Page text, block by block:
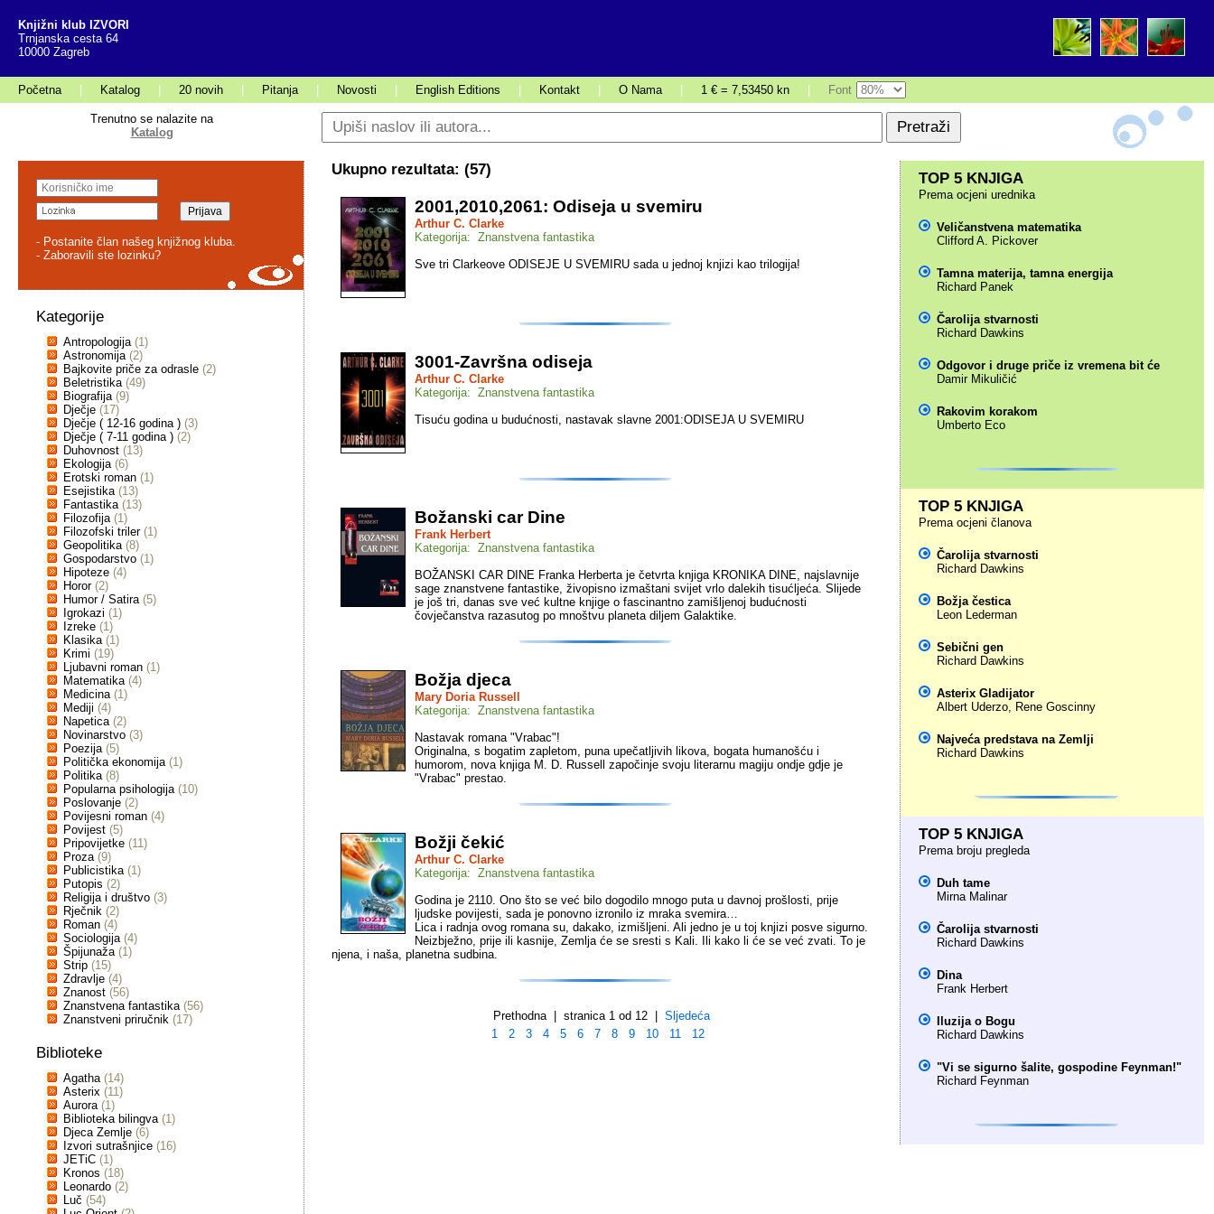
Knjižni klub IZVORI
Trnjanska cesta 64
10000 Zagreb
Početna Katalog 20 novih Pitanja Novosti English Editions Kontakt O Nama 1 € = 7,53450 kn Font
Trenutno se nalazite na
Katalog
- Postanite član našeg knjižnog kluba.
- Zaboravili ste lozinku?
Kategorije
Antropologija (1)
Astronomija (2)
Bajkovite priče za odrasle (2)
Beletristika (49)
Biografija (9)
Dječje (17)
Dječje ( 12-16 godina ) (3)
Dječje ( 7-11 godina ) (2)
Duhovnost (13)
Ekologija (6)
Erotski roman (1)
Esejistika (13)
Fantastika (13)
Filozofija (1)
Filozofski triler (1)
Geopolitika (8)
Gospodarstvo (1)
Hipoteze (4)
Horor (2)
Humor / Satira (5)
Igrokazi (1)
Izreke (1)
Klasika (1)
Krimi (19)
Ljubavni roman (1)
Matematika (4)
Medicina (1)
Mediji (4)
Napetica (2)
Novinarstvo (3)
Poezija (5)
Politička ekonomija (1)
Politika (8)
Popularna psihologija (10)
Poslovanje (2)
Povijesni roman (4)
Povijest (5)
Pripovijetke (11)
Proza (9)
Publicistika (1)
Putopis (2)
Religija i društvo (3)
Rječnik (2)
Roman (4)
Sociologija (4)
Špijunaža (1)
Strip (15)
Zdravlje (4)
Znanost (56)
Znanstvena fantastika (56)
Znanstveni priručnik (17)
Biblioteke
Agatha (14)
Asterix (11)
Aurora (1)
Biblioteka bilingva (1)
Djeca Zemlje (6)
Izvori sutrašnjice (16)
JETiC (1)
Kronos (18)
Leonardo (2)
Luč (54)
Ukupno rezultata: (57)
2001,2010,2061: Odiseja u svemiru
Arthur C. Clarke
Kategorija: Znanstvena fantastika
Sve tri Clarkeove ODISEJE U SVEMIRU sada u jednoj knjizi kao trilogija!
3001-Završna odiseja
Arthur C. Clarke
Kategorija: Znanstvena fantastika
Tisuću godina u budućnosti, nastavak slavne 2001:ODISEJA U SVEMIRU
Božanski car Dine
Frank Herbert
Kategorija: Znanstvena fantastika
BOŽANSKI CAR DINE Franka Herberta je četvrta knjiga KRONIKA DINE, najslavnije
sage znanstvene fantastike, živopisno izmaštani svijet vrlo dalekih tisućljeća. Slijede
je još tri, danas sve već kultne knjige o fascinantno zamišljenoj budućnosti
čovječanstva razasutog po mnoštvu planeta diljem Galaktike.
Božja djeca
Mary Doria Russell
Kategorija: Znanstvena fantastika
Nastavak romana "Vrabac"!
Originalna, s bogatim zapletom, puna upečatljivih likova, bogata humanošću i
humorom, nova knjiga M. D. Russell započinje svoju literarnu magiju ondje gdje je
"Vrabac" prestao.
Božji čekić
Arthur C. Clarke
Kategorija: Znanstvena fantastika
Godina je 2110. Ono što se već bilo dogodilo mnogo puta u davnoj prošlosti, prije
ljudske povijesti, sada je ponovno izronilo iz mraka svemira…
Lica i radnja ovog romana su, dakako, izmišljeni. Ali jedno je u toj knjizi posve sigurno.
Neizbježno, prije ili kasnije, Zemlja će se sresti s Kali. Ili kako li će se već zvati. To je
njena, i naša, planetna sudbina.
Prethodna | stranica 1 od 12 |Sljedeća
1
2 3 4 5 6 7 8 9 10 11 12
TOP 5 KNJIGA
Prema ocjeni urednika
Veličanstvena matematika
Clifford A. Pickover
Tamna materija, tamna energija
Richard Panek
Čarolija stvarnosti
Richard Dawkins
Odgovor i druge priče iz vremena bit će
Damir Mikuličić
Rakovim korakom
Umberto Eco
TOP 5 KNJIGA
Prema ocjeni članova
Čarolija stvarnosti
Richard Dawkins
Božja čestica
Leon Lederman
Sebični gen
Richard Dawkins
Asterix Gladijator
Albert Uderzo, Rene Goscinny
Najveća predstava na Zemlji
Richard Dawkins
TOP 5 KNJIGA
Prema broju pregleda
Duh tame
Mirna Malinar
Čarolija stvarnosti
Richard Dawkins
Dina
Frank Herbert
Iluzija o Bogu
Richard Dawkins
"Vi se sigurno šalite, gospodine Feynman!"
Richard Feynman